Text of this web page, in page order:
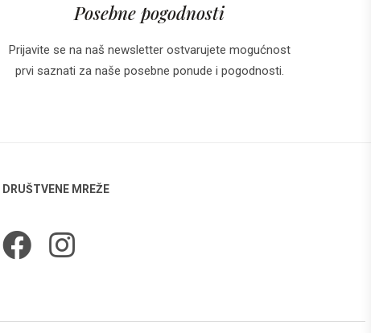
Posebne pogodnosti
Prijavite se na naš newsletter ostvarujete mogućnost
prvi saznati za naše posebne ponude i pogodnosti.
DRUŠTVENE MREŽE